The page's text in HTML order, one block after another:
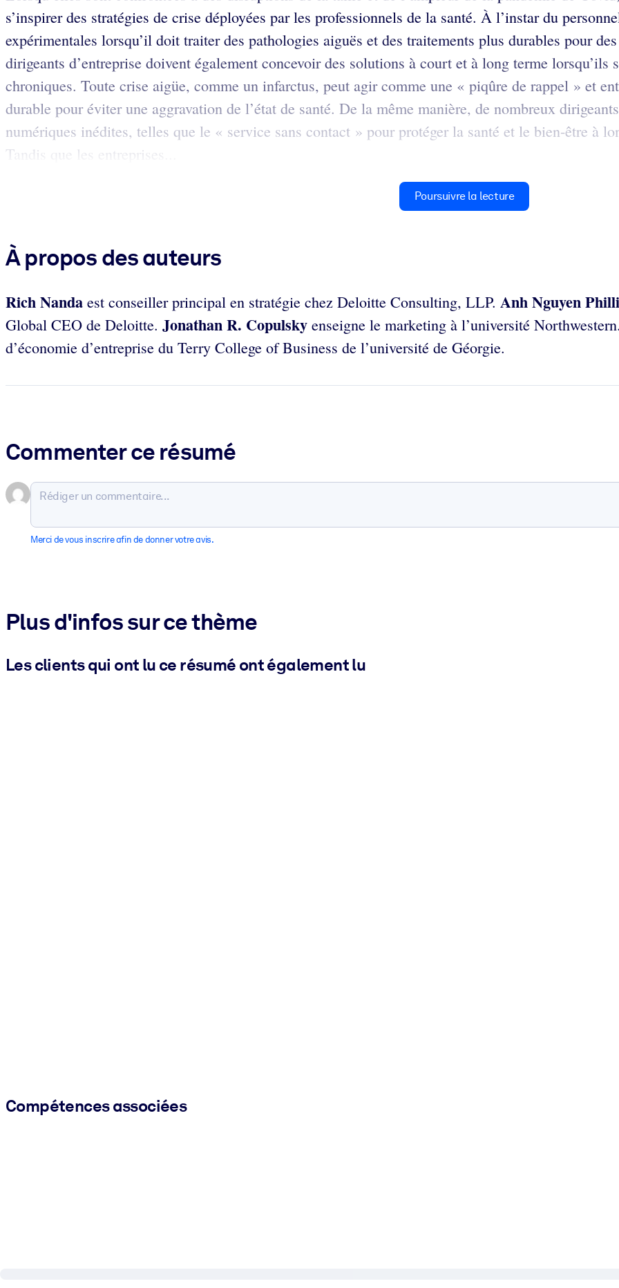
s’inspirer des stratégies de crise déployées par les professionnels de la santé. À l’instar du
expérimentales lorsqu’il doit traiter des pathologies aiguës et des traitements plus durables pour
dirigeants d’entreprise doivent également concevoir des solutions à court et à long terme lorsqu’ils
chroniques. Toute crise aigüe, comme un infarctus, peut agir comme une « piqûre de rappel » et
durable pour éviter une aggravation de l’état de santé. De la même manière, de nombreux
numériques inédites, telles que le « service sans contact » pour protéger la santé et le bien-être à
Tandis que les entreprises...
Poursuivre la lecture
À propos des auteurs
Rich Nanda est conseiller principal en stratégie chez Deloitte Consulting, LLP. Anh Nguyen
Global CEO de Deloitte. Jonathan R. Copulsky enseigne le marketing à l’université Northwestern.
d’économie d’entreprise du Terry College of Business de l’université de Géorgie.
Commenter ce résumé
Merci de vous inscrire afin de donner votre avis.
Plus d'infos sur ce thème
Les clients qui ont lu ce résumé ont également lu
Compétences associées